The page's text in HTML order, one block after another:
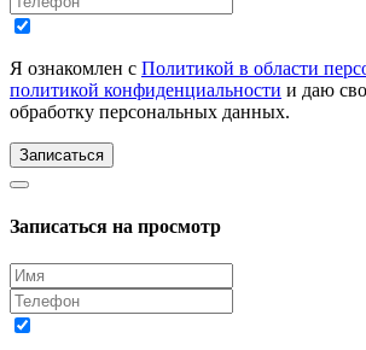
Я ознакомлен с Политикой в области
политикой конфиденциальности и даю
обработку персональных данных.
Записаться
Записаться на просмотр